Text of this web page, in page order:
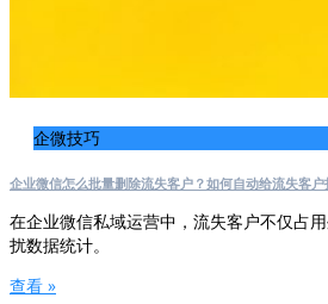
企微技巧
企业微信怎么批量删除流失客户？如何自动给流失客户
在企业微信私域运营中，流失客户不仅占
扰数据统计。
查看 »